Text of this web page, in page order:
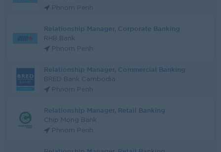
Phnom Penh
Relationship Manager, Corporate Banking
RHB Bank
Phnom Penh
Relationship Manager, Commercial Banking
BRED Bank Cambodia
Phnom Penh
Relationship Manager, Retail Banking
Chip Mong Bank
Phnom Penh